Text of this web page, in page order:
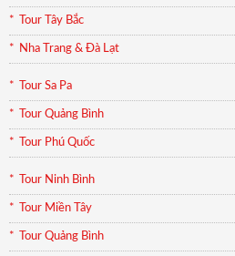
Tour Tây Bắc
Nha Trang & Đà Lạt
Tour Sa Pa
Tour Quảng Bình
Tour Phú Quốc
Tour Ninh Bình
Tour Miền Tây
Tour Quảng Bình